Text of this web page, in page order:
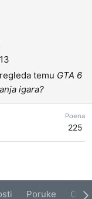
temu GTA 6
igara?
Poena
225
Poruke O